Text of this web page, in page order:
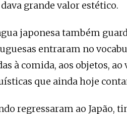
grande valor estético.
japonesa também
entraram no
à comida, aos objetos,
que ainda hoje
regressaram ao Japão,